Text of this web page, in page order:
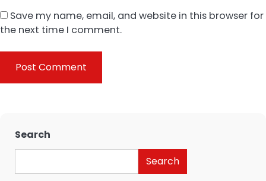
Save my name, email, and website in this browser for
the next time I comment.
Search
Search